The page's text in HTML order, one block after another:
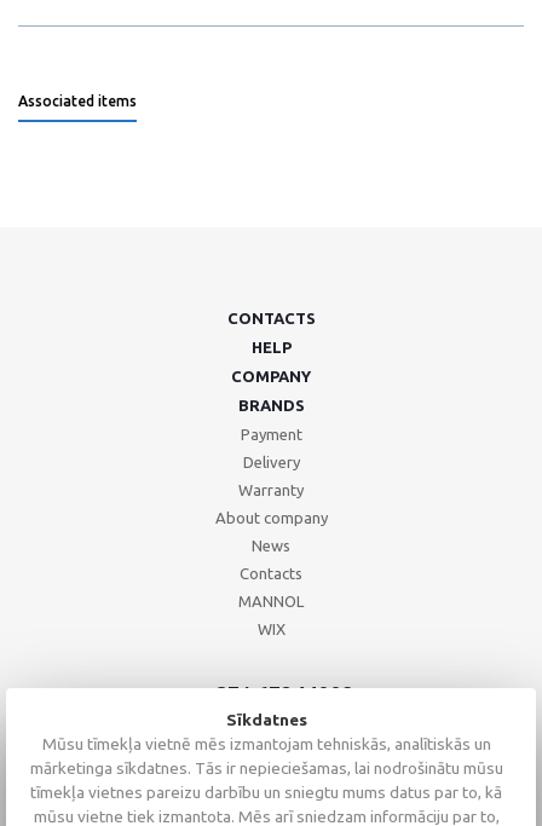
Associated items
CONTACTS
HELP
COMPANY
BRANDS
Payment
Delivery
Warranty
About company
News
Contacts
MANNOL
WIX
+371 67244008
+371 67271055
+371 26002793
Sīkdatnes
Mūsu tīmekļa vietnē mēs izmantojam tehniskās, analītiskās un
mārketinga sīkdatnes. Tās ir nepieciešamas, lai nodrošinātu mūsu
tīmekļa vietnes pareizu darbību un sniegtu mums datus par to, kā
mūsu vietne tiek izmantota. Mēs arī sniedzam informāciju par to,